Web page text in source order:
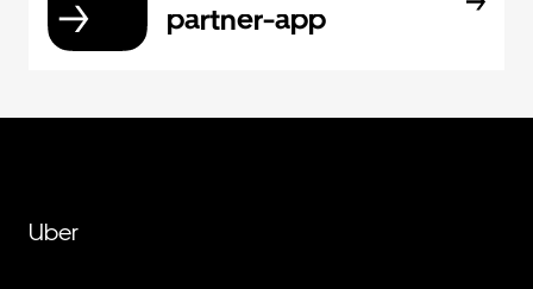
partner-app
Uber